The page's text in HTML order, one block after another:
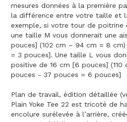
mesures données à la première
la différence entre votre taille et
exemple, si votre tour de poitrine
une taille M vous donnerait une
pouces] (102 cm – 94 cm = 8
= 3 pouces]. Une taille L vous
positive de 16 cm [6 pouces]
pouces - 37 pouces = 6 pouces]
Plan de travail, édition détaillée
Plain Yoke Tee 22 est tricoté de
encolure surélevée à l’arrière,